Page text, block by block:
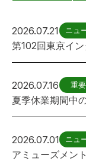
2026.07.21 ニュ
2026.07.16 重
夏季休業期間中
2026.07.01 ニュ
アミューズメン